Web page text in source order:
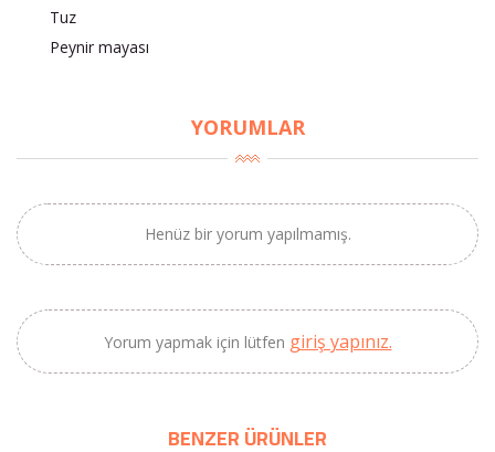
Tuz
Peynir mayası
YORUMLAR
Henüz bir yorum yapılmamış.
Yorum yapmak için lütfen giriş yapınız.
BENZER ÜRÜNLER
SEPETE EKLE